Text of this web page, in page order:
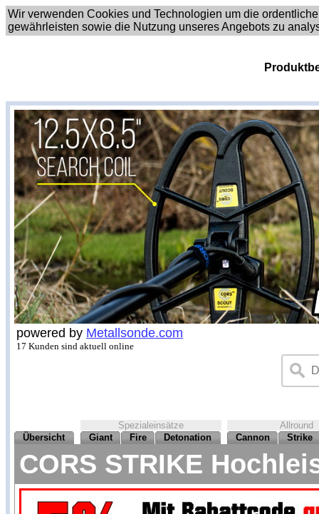
Wir verwenden Cookies und Technologien um die
gewährleisten sowie die Nutzung unseres Angebots zu
powered by Metallsonde.com
17 Kunden sind aktuell online
Spezialeinsätze
Allround
Übersicht
Giant Fire Detonation Cannon Strike
CORS STRIKE